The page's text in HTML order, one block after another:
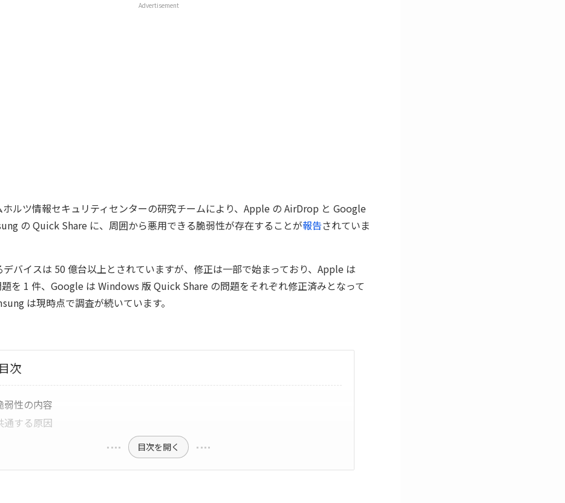
Advertisement
ホルツ情報セキュリティセンターの研究チームにより、Apple の AirDrop と Google
の Quick Share に、周囲から悪用できる脆弱性が存在することが報告されていま
デバイスは 50 億台以上とされていますが、修正は一部で始まっており、Apple は
を 1 件、Google は Windows 版 Quick Share の問題をそれぞれ修正済みとなって
は現時点で調査が続いています。
目次
弱性の内容
通する原因
目次を開く